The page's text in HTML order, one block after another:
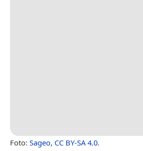
Foto: Sageo, CC BY-SA 4.0.